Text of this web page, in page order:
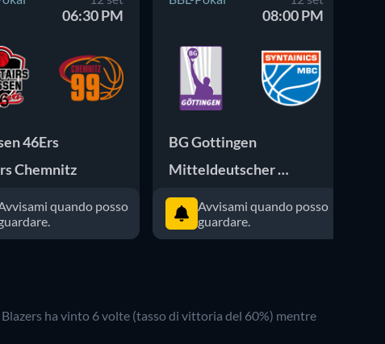
06:30 PM
46Ers
Chemnitz
quando posso
08:00 PM
BG Gottingen
Mitteldeutscher BC
Avvisami quando posso
guardare.
ha vinto 6volte (tasso di vittoria del 60%) mentre